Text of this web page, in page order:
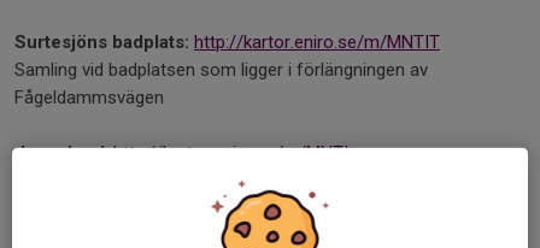
Surtesjöns badplats: http://kartor.eniro.se/m/MNTIT
Samling vid badplatsen som ligger i förlängningen av
Fågeldammsvägen
Jennylund:http://kartor.eniro.se/m/MNTIy
http://kartor.eniro.se/m/MNTaB
Samling vid södra delen av sjön, där vägen går ända intill vattnet